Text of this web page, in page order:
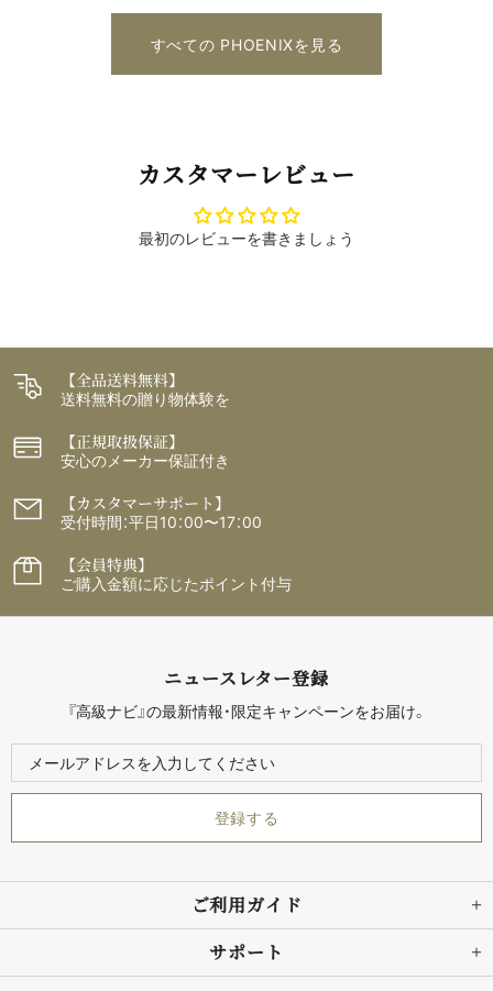
すべての PHOENIXを見る
カスタマーレビュー
最初のレビューを書きましょう
【全品送料無料】
送料無料の贈り物体験を
【正規取扱保証】
安心のメーカー保証付き
【カスタマーサポート】
受付時間：平日10：00〜17：00
【会員特典】
ご購入金額に応じたポイント付与
ご利用ガイド
サポート
ニュースレター登録
『高級ナビ』の最新情報・限定キャンペーンをお届け。